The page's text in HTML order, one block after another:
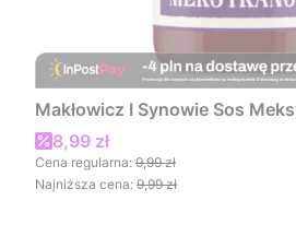
Makłowicz I Synowie Sos
Cena promocyjna
8,99 zł
Cena regularna: 9,99 zł
Najniższa cena: 9,99 zł